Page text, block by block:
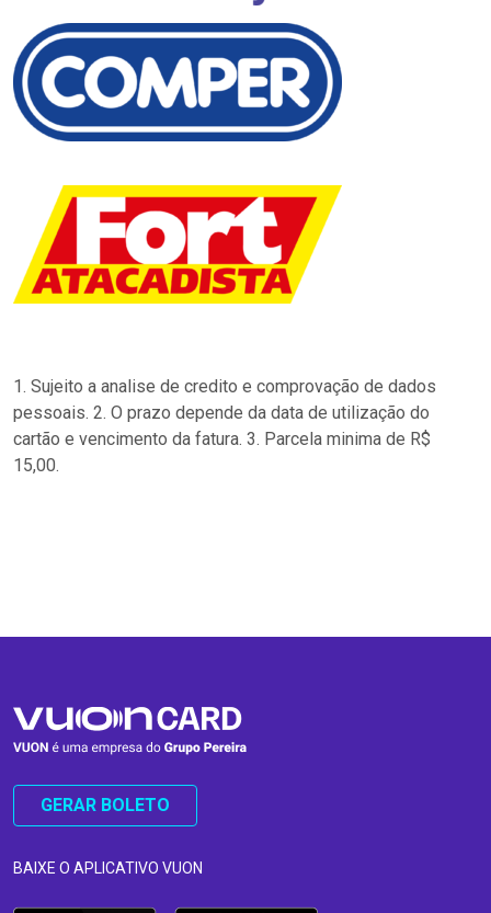
1. Sujeito a analise de credito e comprovação de dados
pessoais. 2. O prazo depende da data de utilização do
cartão e vencimento da fatura. 3. Parcela minima de R$
15,00.
GERAR BOLETO
BAIXE O APLICATIVO VUON